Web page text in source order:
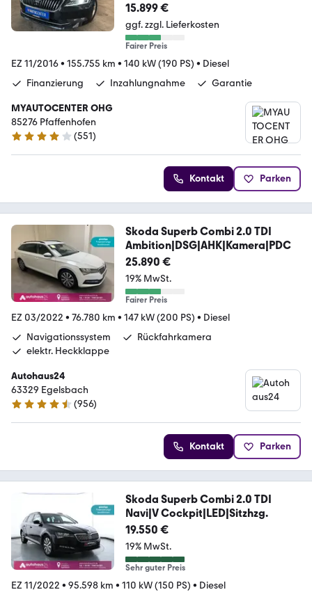
15.899 €
ggf. zzgl. Lieferkosten
Fairer Preis
EZ 11/2016• 155.755 km • 140 kW (190 PS) • Diesel
Finanzierung
Inzahlungnahme Garantie
MYAUTOCENTER OHG
85276 Pfaffenhofen
4.2 Sterne
(551)
Kontakt Parken
Skoda Superb Combi 2.0 TDI
Ambition|DSG|AHK|Kamera|PDC
25.890 €
19% MwSt.
Fairer Preis
EZ 03/2022 • 76.780 km • 147 kW (200 PS) • Diesel
Navigationssystem
Rückfahrkamera
elektr. Heckklappe
Autohaus24
63329 Egelsbach
4.3 Sterne
(956)
Kontakt Parken
Skoda Superb Combi 2.0 TDI
Navi|V Cockpit|LED|Sitzhzg.
19.550 €
19% MwSt.
Sehr guter Preis
EZ 11/2022 • 95.598 km • 110 kW (150 PS) • Diesel